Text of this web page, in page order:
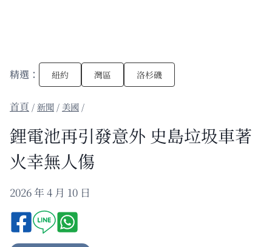
精選： 紐約 灣區 洛杉磯
/新聞 / 美國 /
鋰電池再引發意外 史島垃圾車著
火幸無人傷
2026 年 4 月 10 日